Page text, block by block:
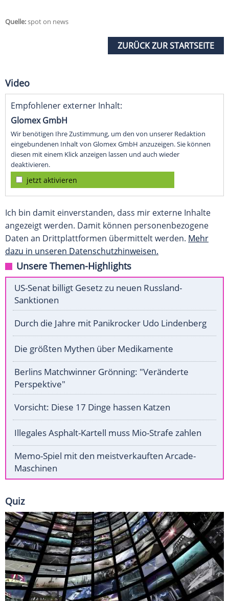
Quelle:spot on news
ZURÜCK ZUR STARTSEITE
Video
Empfohlener externer Inhalt:
Glomex GmbH
Wir benötigen Ihre Zustimmung, um den von unserer Redaktion
eingebundenen Inhalt von Glomex GmbH anzuzeigen. Sie können
diesen mit einem Klick anzeigen lassen und auch wieder
deaktivieren.
jetzt aktivieren
Ich bin damit einverstanden, dass mir externe Inhalte
angezeigt werden. Damit können personenbezogene
Daten an Drittplattformen übermittelt werden. Mehr
dazu in unseren Datenschutzhinweisen.
Unsere Themen-Highlights
US-Senat billigt Gesetz zu neuen Russland-
Sanktionen
Durch die Jahre mit Panikrocker Udo Lindenberg
Die größten Mythen über Medikamente
Berlins Matchwinner Grönning: "Veränderte
Perspektive"
Vorsicht: Diese 17 Dinge hassen Katzen
Illegales Asphalt-Kartell muss Mio-Strafe zahlen
Memo-Spiel mit den meistverkauften Arcade-
Maschinen
Quiz